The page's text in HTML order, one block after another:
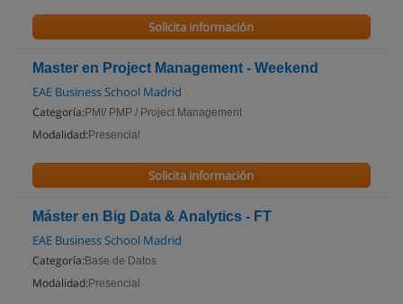
Solicita información
Master en Project Management - Weekend
EAE Business School Madrid
Categoría: PMI/ PMP / Project Management
Modalidad: Presencial
Solicita información
Máster en Big Data & Analytics - FT
EAE Business School Madrid
Categoría: Base de Datos
Modalidad: Presencial